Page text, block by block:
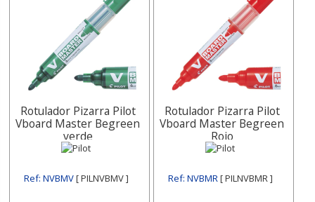
Rotulador Pizarra Pilot
Vboard Master Begreen
verde
Ref: NVBMV[ PILNVBMV ]
Rotulador Pizarra Pilot
Vboard Master Begreen
Rojo
Ref: NVBMR[ PILNVBMR ]